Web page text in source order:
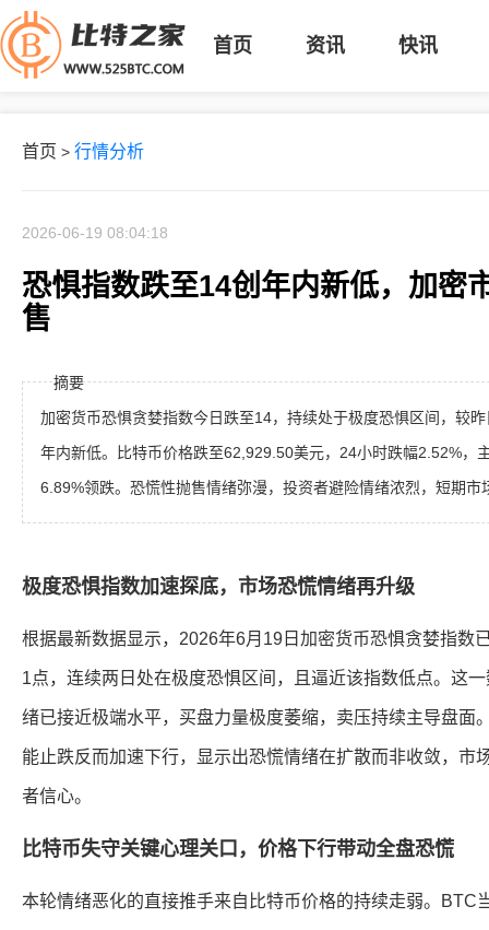
首页 资讯 快讯
首页 > 行情分析
2026-06-19 08:04:18
恐惧指数跌至14创年内新低，加密
售
摘要
加密货币恐惧贪婪指数今日跌至14，持续处于极度恐惧区间，较
年内新低。比特币价格跌至62,929.50美元，24小时跌幅2.52%，
6.89%领跌。恐慌性抛售情绪弥漫，投资者避险情绪浓烈，短期市
极度恐惧指数加速探底，市场恐慌情绪再升级
根据最新数据显示，2026年6月19日加密货币恐惧贪婪指数
1点，连续两日处在极度恐惧区间，且逼近该指数低点。这
绪已接近极端水平，买盘力量极度萎缩，卖压持续主导盘面
能止跌反而加速下行，显示出恐慌情绪在扩散而非收敛，市
者信心。
比特币失守关键心理关口，价格下行带动全盘恐慌
本轮情绪恶化的直接推手来自比特币价格的持续走弱。BTC